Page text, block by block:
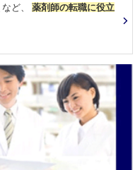
など、 薬剤師の転職に役立